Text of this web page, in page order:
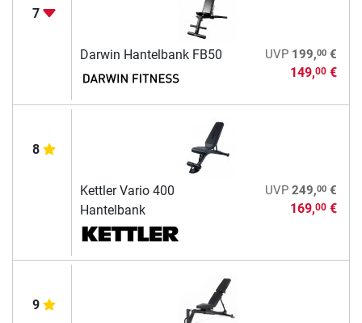
7
Darwin Hantelbank FB50 UVP 199,00€
149,00€
8
Kettler Vario 400
Hantelbank
UVP 249,00€
169,00€
9